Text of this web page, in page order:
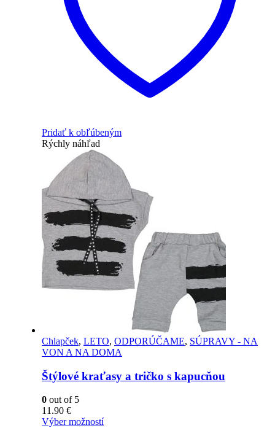
Pridať k obľúbeným
Rýchly náhľad
Chlapček, LETO, ODPORÚČAME, SÚPRAVY - NA
VON A NA DOMA
Štýlové kraťasy a tričko s kapucňou
0 out of 5
11.90 €
Výber možností